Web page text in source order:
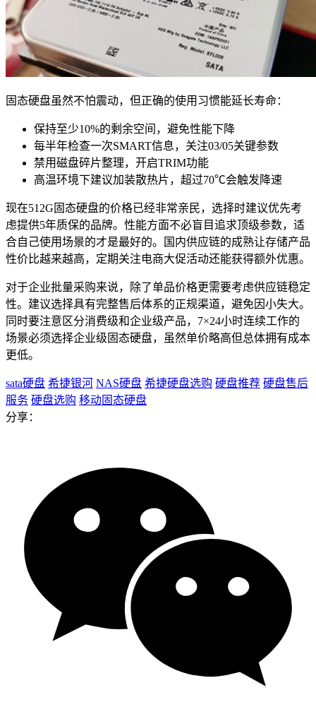
固态硬盘虽然不怕震动，但正确的使用习惯能延长寿命：
保持至少10%的剩余空间，避免性能下降
每半年检查一次SMART信息，关注03/05关键参数
禁用磁盘碎片整理，开启TRIM功能
高温环境下建议加装散热片，超过70℃会触发降速
现在512G固态硬盘的价格已经非常亲民，选择时建议优先考
虑提供5年质保的品牌。性能方面不必盲目追求顶级参数，适
合自己使用场景的才是最好的。国内供应链的成熟让存储产品
性价比越来越高，定期关注电商大促活动还能获得额外优惠。
对于企业批量采购来说，除了单品价格更需要考虑供应链稳定
性。建议选择具有完整售后体系的正规渠道，避免因小失大。
同时要注意区分消费级和企业级产品，7×24小时连续工作的
场景必须选择企业级固态硬盘，虽然单价略高但总体拥有成本
更低。
sata硬盘 希捷银河 NAS硬盘 希捷硬盘选购 硬盘推荐 硬盘售后
服务 硬盘选购 移动固态硬盘
分享：